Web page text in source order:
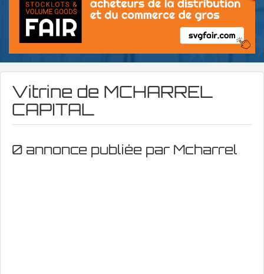
Vitrine de MCHARREL
CAPITAL
0 annonce publiée par Mcharrel